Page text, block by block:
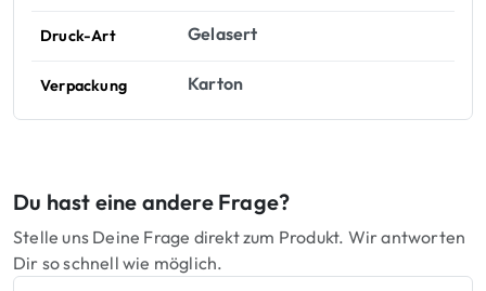
Druck-Art Gelasert
Verpackung Karton
Du hast eine andere Frage?
Stelle uns Deine Frage direkt zum Produkt. Wir antworten
Dir so schnell wie möglich.